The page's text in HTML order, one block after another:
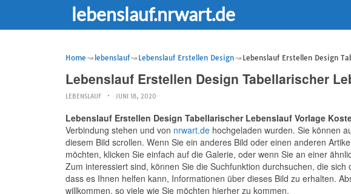
lebenslauf.nrwart.de
Home lebenslauf Lebenslauf Erstellen Design Lebenslauf Erstellen Design
Lebenslauf Erstellen Design Tabellarischer
LEBENSLAUF JUNI 18, 2020
Lebenslauf Erstellen Design Tabellarischer Lebenslauf Vorlage
Verbindung stehen und von nrwart.dehochgeladen wurden. Sie können
diesem Bild scrollen. Wenn Sie ein anderes Bild oder einen anderen
möchten, klicken Sie einfach auf die Galerie, oder wenn Sie an einer
Zum interessiert sind, können Sie die Suchfunktion durchsuchen, die
dass es Ihnen helfen kann, Informationen über dieses Bild zu erhalten.
willkommen, so viele wie Sie möchten hierher zu kommen.